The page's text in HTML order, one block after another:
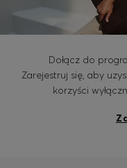
Dołącz do
Zarejestruj się, aby
korzyści